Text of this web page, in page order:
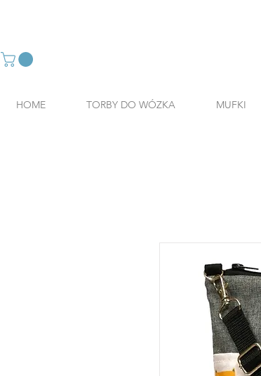
HOME TORBY DO WÓZKA MUFKI